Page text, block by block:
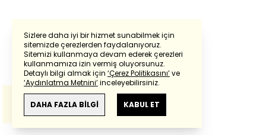
Sizlere daha iyi bir hizmet sunabilmek için
sitemizde çerezlerden faydalanıyoruz.
Sitemizi kullanmaya devam ederek çerezleri
kullanmamıza izin vermiş oluyorsunuz.
Detaylı bilgi almak için ‘Çerez Politikasını’ve
‘Aydınlatma Metnini’inceleyebilirsiniz.
DAHA FAZLA BİLGİ KABUL ET
Powered by Translate
Bu çevirideGoogle Transletekullanılmıştır.
Anlam ve çeviri hatalarından
haberturk.com
sorumlu değildir.